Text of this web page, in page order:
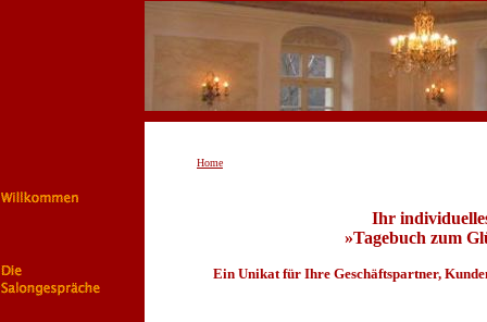
Home
Ihr
»Tagebuch zum
Ein Unikat für Ihre Geschäftspartner,